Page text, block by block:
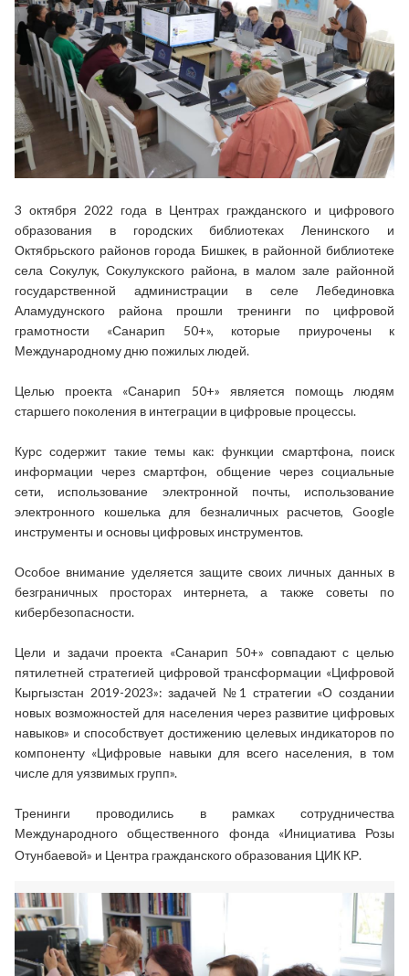
3 октября 2022 года в Центрах гражданского и цифрового
образования в городских библиотеках Ленинского и
Октябрьского районов города Бишкек, в районной библиотеке
села Сокулук, Сокулукского района, в малом зале районной
государственной администрации в селе Лебединовка
Аламудунского района прошли тренинги по цифровой
грамотности «Санарип 50+», которые приурочены к
Международному дню пожилых людей.
Целью проекта «Санарип 50+» является помощь людям
старшего поколения в интеграции в цифровые процессы.
Курс содержит такие темы как: функции смартфона, поиск
информации через смартфон, общение через социальные
сети, использование электронной почты, использование
электронного кошелька для безналичных расчетов, Google
инструменты и основы цифровых инструментов.
Особое внимание уделяется защите своих личных данных в
безграничных просторах интернета, а также советы по
кибербезопасности.
Цели и задачи проекта «Санарип 50+» совпадают с целью
пятилетней стратегией цифровой трансформации «Цифровой
Кыргызстан 2019-2023»: задачей №1 стратегии «О создании
новых возможностей для населения через развитие цифровых
навыков» и способствует достижению целевых индикаторов по
компоненту «Цифровые навыки для всего населения, в том
числе для уязвимых групп».
Тренинги проводились в рамках сотрудничества
Международного общественного фонда «Инициатива Розы
Отунбаевой» и Центра гражданского образования ЦИК КР.